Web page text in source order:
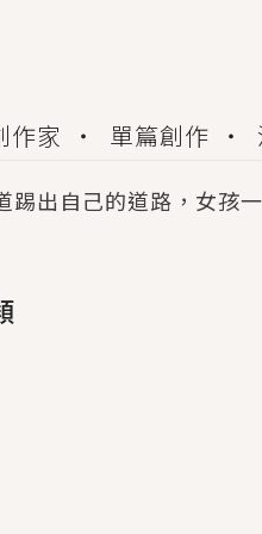
作家 單篇創作
出自己的道路，女孩
機會獲得豐富廣宣資源
嫁大佬，你哭什麼？
的夏日、檸檬的香氣、
蒙體質世界觀，無法
族買了房子模型，但現
一個連自己也無法改